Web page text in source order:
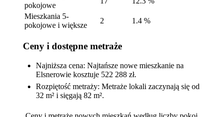
pokojowe
Mieszkania 5-
pokojowe i większe
2 1.4 %
Ceny i dostępne metraże
Najniższa cena: Najtańsze nowe mieszkanie na
Elsnerowie kosztuje 522 288 zł.
Rozpiętość metraży: Metraże lokali zaczynają się od
32 m² i sięgają 82 m².